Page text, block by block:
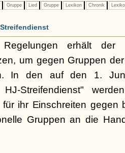
Gruppe Lied Gruppe Lexikon Chronik
erhält der
um gegen Gruppen
In den auf den 1.
Streifendienst"
ihr Einschreiten gegen
Gruppen an die